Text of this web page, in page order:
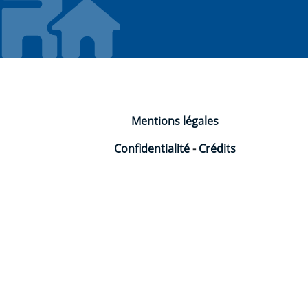
Mentions légales
Confidentialité-Crédits